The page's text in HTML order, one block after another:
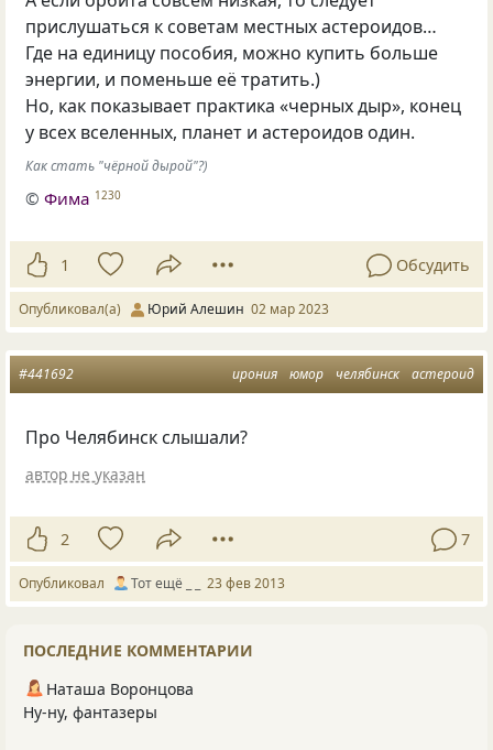
прислушаться к советам местных астероидов…
Где на единицу пособия, можно купить больше
энергии, и поменьше её тратить.)
Но, как показывает практика «черных дыр», конец
у всех вселенных, планет и астероидов один.
Как стать "чёрной дырой"?)
©Фима 1230
1 Обсудить
Опубликовал(а) Юрий Алешин 02 мар 2023
ирония юмор челябинск астероид
#441692
Про Челябинск слышали?
автор не указан
2 7
Опубликовал Тот ещё _ _ 23 фев 2013
ПОСЛЕДНИЕ КОММЕНТАРИИ
Наташа Воронцова
Ну-ну, фантазеры